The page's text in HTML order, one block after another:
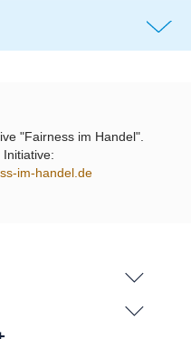
kompatibel mit VW Passat Golf
"Fairness im Handel".
im-handel.de